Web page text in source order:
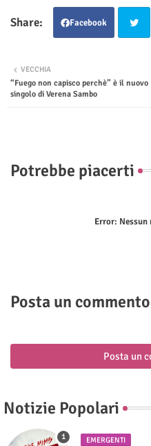
Facebook
ter
VECCHIA
“Fuego non capisco perchè” è il nuovo
singolo di Verena Sambo
Potrebbe piacerti
Error:
Posta un commento
Posta un
Notizie Popolari
EMERGENTI